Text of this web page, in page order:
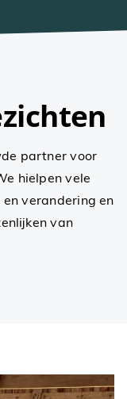
partner voor
hielpen vele
verandering en
van